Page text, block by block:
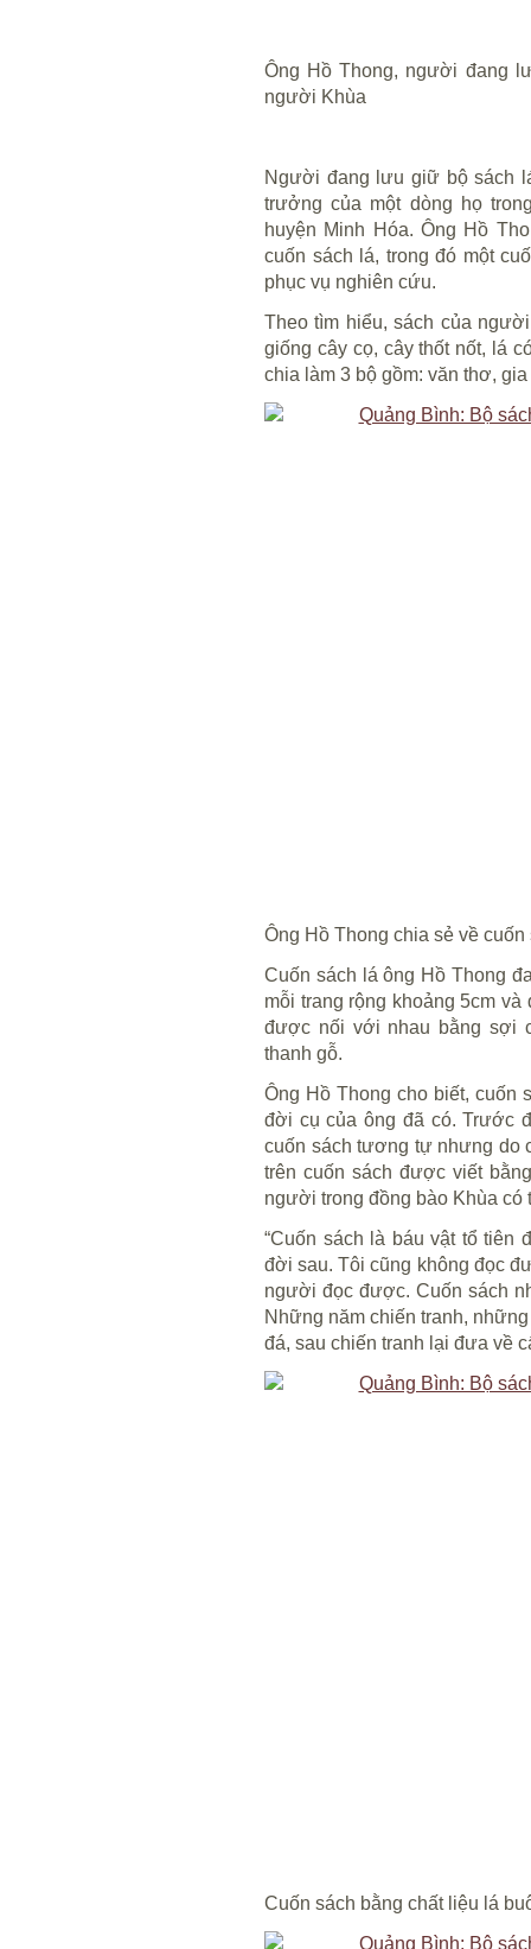
Ông Hồ Thong, người đang
người Khùa
Người đang lưu giữ bộ sách
trưởng của một dòng họ
huyện Minh Hóa. Ông Hồ
cuốn sách lá, trong đó một
phục vụ nghiên cứu.
Theo tìm hiểu, sách của
giống cây cọ, cây thốt nốt, lá
chia làm 3 bộ gồm: văn thơ,
Ông Hồ Thong chia sẻ về
Cuốn sách lá ông Hồ Thong
mỗi trang rộng khoảng 5cm
được nối với nhau bằng sợi
thanh gỗ.
Ông Hồ Thong cho biết, cuốn
đời cụ của ông đã có. Trước
cuốn sách tương tự nhưng do
trên cuốn sách được viết
người trong đồng bào Khùa có
“Cuốn sách là báu vật tổ tiên
đời sau. Tôi cũng không đọc
người đọc được. Cuốn sách
Những năm chiến tranh,
đá, sau chiến tranh lại đưa về
Cuốn sách bằng chất liệu lá